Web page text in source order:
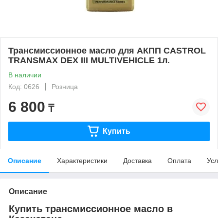
Трансмиссионное масло для АКПП CASTROL
TRANSMAX DEX III MULTIVEHICLE 1л.
В наличии
Код: 0626
Розница
6 800 ₸
Купить
Описание Характеристики Доставка Оплата
Описание
Купить трансмиссионное масло в